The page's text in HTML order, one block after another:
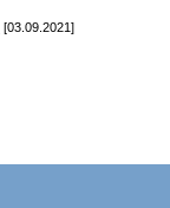
[03.09.2021]